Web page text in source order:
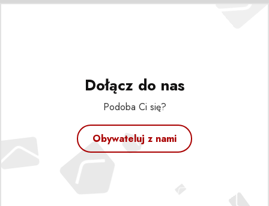
Dołącz do nas
Podoba Ci się?
Obywateluj z nami